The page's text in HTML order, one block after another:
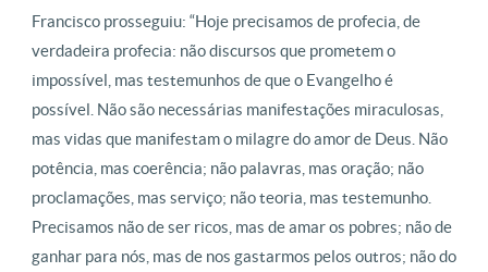
Francisco prosseguiu: “Hoje precisamos de profecia, de
verdadeira profecia: não discursos que prometem o
impossível, mas testemunhos de que o Evangelho é
possível. Não são necessárias manifestações miraculosas,
mas vidas que manifestam o milagre do amor de Deus. Não
potência, mas coerência; não palavras, mas oração; não
proclamações, mas serviço; não teoria, mas testemunho.
Precisamos não de ser ricos, mas de amar os pobres; não de
ganhar para nós, mas de nos gastarmos pelos outros; não do